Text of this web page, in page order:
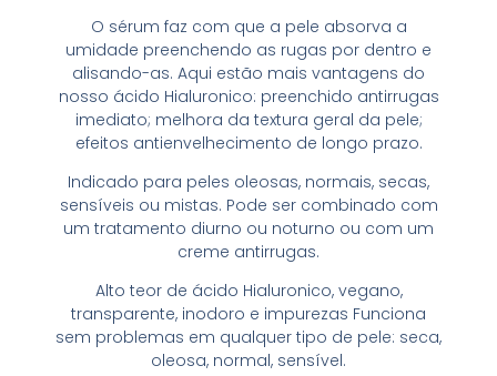
O sérum faz com que a pele absorva a
umidade preenchendo as rugas por dentro e
alisando-as. Aqui estão mais vantagens do
nosso ácido Hialuronico: preenchido antirrugas
imediato; melhora da textura geral da pele;
efeitos antienvelhecimento de longo prazo.
Indicado para peles oleosas, normais, secas,
sensíveis ou mistas. Pode ser combinado com
um tratamento diurno ou noturno ou com um
creme antirrugas.
Alto teor de ácido Hialuronico, vegano,
transparente, inodoro e impurezas Funciona
sem problemas em qualquer tipo de pele: seca,
oleosa, normal, sensível.